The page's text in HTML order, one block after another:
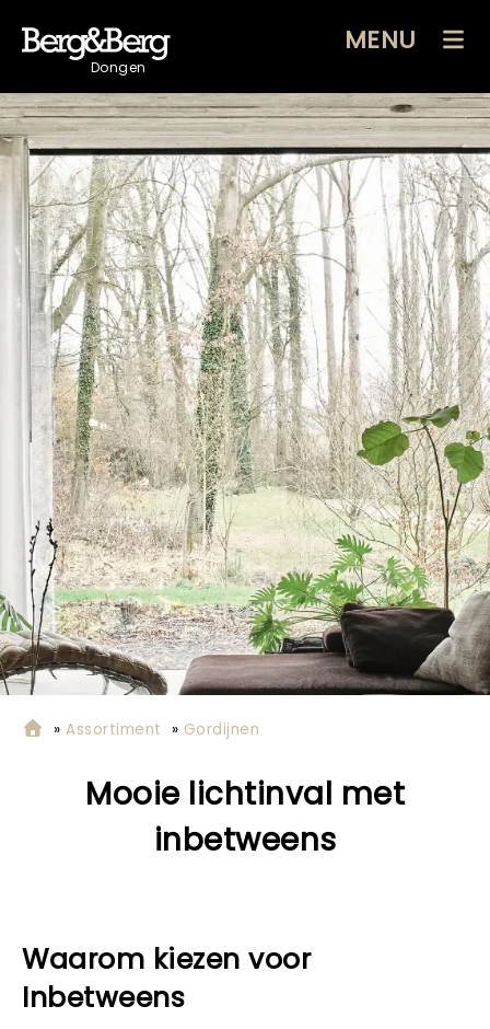
Dongen
MENU
»Assortiment » Gordijnen
Mooie lichtinval met
inbetweens
Waarom kiezen voor
Inbetweens